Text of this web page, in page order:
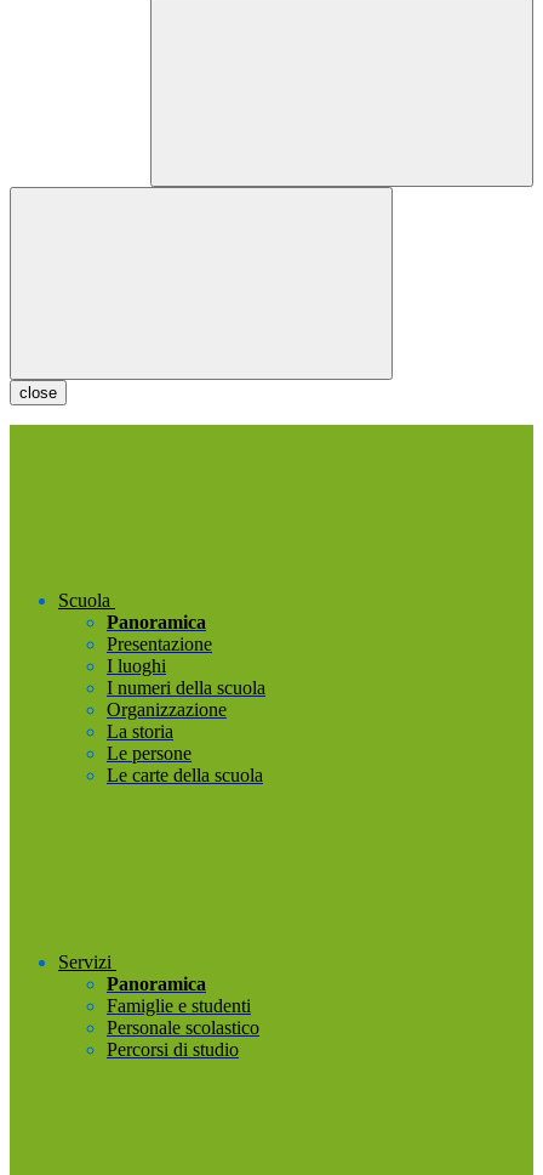
close
Scuola
Panoramica
Presentazione
I luoghi
I numeri della scuola
Organizzazione
La storia
Le persone
Le carte della scuola
Servizi
Panoramica
Famiglie e studenti
Personale scolastico
Percorsi di studio